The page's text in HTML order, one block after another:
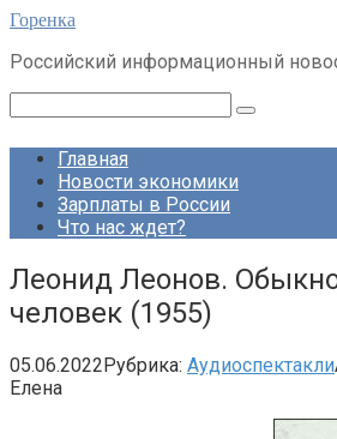
Перейти
контенту
Горенка
Российский информационный
Главная
Новости экономики
Зарплаты в России
Что нас ждет?
Леонид Леонов.
человек (1955)
05.06.2022Рубрика: Аудиоспектакли
Елена